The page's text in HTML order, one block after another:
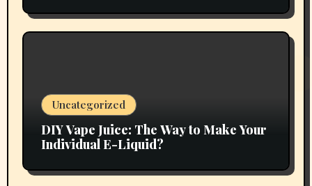
Uncategorized
DIY Vape Juice: The Way to Make Your
Individual E-Liquid?